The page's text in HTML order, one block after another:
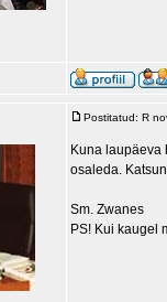
Postitatud: R
Kuna laupäeva
osaleda.
Sm. Zwanes
PS! Kui kaugel